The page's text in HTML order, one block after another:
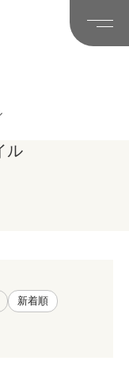
ル
新着順